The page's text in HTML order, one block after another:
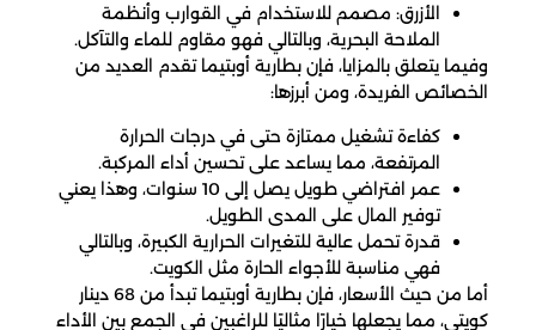
الأزرق: مصمم للاستخدام في القوارب وأنظمة
الملاحة البحرية، وبالتالي فهو مقاوم للماء والتآكل.
وفيما يتعلق بالمزايا، فإن بطارية أوبتيما تقدم العديد من
الخصائص الفريدة، ومن أبرزها:
كفاءة تشغيل ممتازة حتى في درجات الحرارة
المرتفعة، مما يساعد على تحسين أداء المركبة.
عمر افتراضي طويل يصل إلى 10 سنوات، وهذا يعني
توفير المال على المدى الطويل.
قدرة تحمل عالية للتغيرات الحرارية الكبيرة، وبالتالي
فهي مناسبة للأجواء الحارة مثل الكويت.
أما من حيث الأسعار، فإن بطارية أوبتيما تبدأ من 68 دينار
كويتي، مما يجعلها خيارًا مثاليًا للراغبين في الجمع بين الأداء